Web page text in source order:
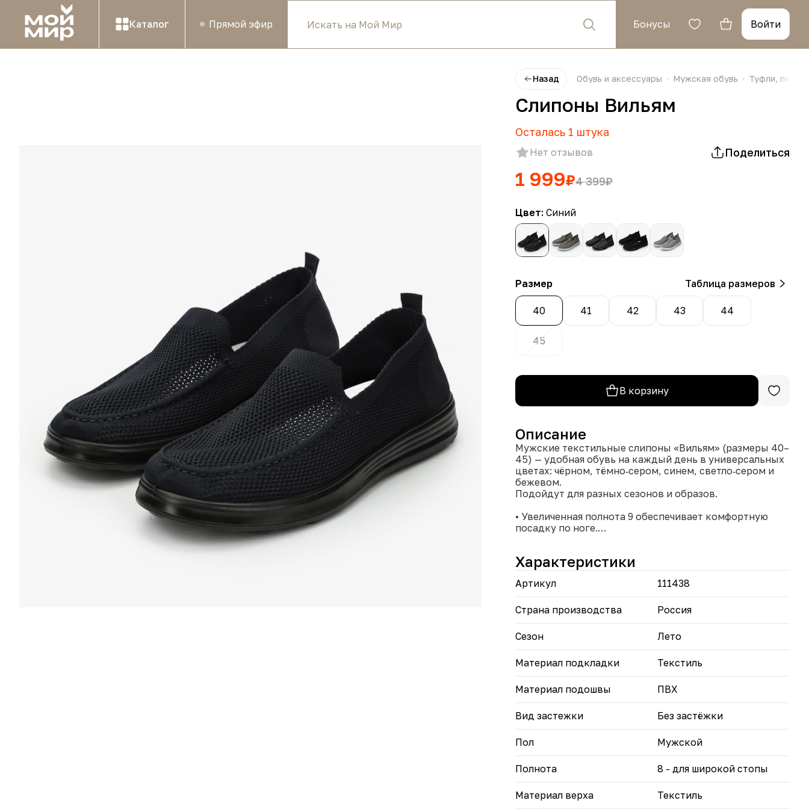
Каталог Прямой эфир Бонусы Войти
Назад Обувь и аксессуары Мужская обувь Туфли,
Слипоны Вильям
Осталась 1 штука
Нет отзывов Поделиться
1 999₽4 399₽
Цвет: Синий
Размер Таблица размеров
40 41 42 43 44
45
В корзину
Описание
Мужские текстильные слипоны «Вильям» (размеры 40–
45) — удобная обувь на каждый день в универсальных
цветах: чёрном, тёмно‑сером, синем, светло‑сером и
бежевом.
Подойдут для разных сезонов и образов.
• Увеличенная полнота 9 обеспечивает комфортную
посадку по ноге.
• Дышащий текстиль верха и подкладки гарантирует
оптимальный воздухообмен.
• Вентилируемая внутренняя отделка поддерживает
• Универсальные цвета легко сочетаются с разной
• Износостойкий материал и простота в уходе
продлевают срок службы обуви.
Выбирайте комфорт и стиль — доверьтесь слипонам
Характеристики
Артикул 111438
Страна производства Россия
Сезон Лето
Материал подкладки Текстиль
Материал подошвы ПВХ
Вид застежки Без застёжки
Пол Мужской
Полнота 8 - для широкой стопы
Материал верха Текстиль